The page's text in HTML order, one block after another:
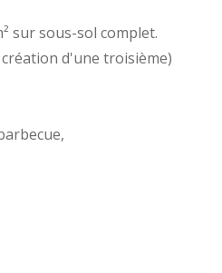
sur sous-sol complet.
création d'une troisième)